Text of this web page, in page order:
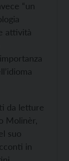
“un
attività
da letture
Molinèr,
suo
in